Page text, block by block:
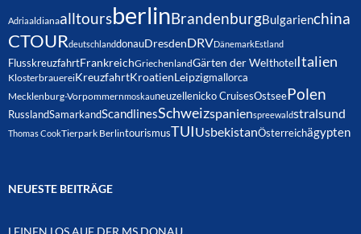
AdriaaldianaalltoursberlinBrandenburgBulgarienchina
CTOURdeutschlanddonauDresdenDRVDänemarkEstland
FlusskreuzfahrtFrankreichGriechenlandGärten der Welthotel Italien
KlosterbrauereiKreuzfahrtKroatienLeipzigmallorca
Mecklenburg-Vorpommernmoskauneuzellenicko CruisesOstseePolen
RusslandSamarkandScandlinesSchweizspanienspreewaldstralsund
Thomas CookTierpark BerlintourismusTUIUsbekistanÖsterreichägypten
NEUESTE BEITRÄGE